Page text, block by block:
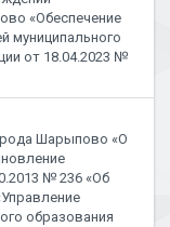
«Обеспечение
муниципального
от 18.04.2023 №
Шарыпово «О
№ 236 «Об
образования